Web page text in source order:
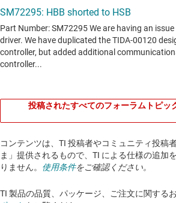
投稿されたすべてのフォーラムトピッ
コンテンツは、TI 投稿者やコミュニティ投稿
ま」提供されるもので、TI による仕様の追加
りません。 使用条件をご確認ください。
TI 製品の品質、パッケージ、ご注文に関する